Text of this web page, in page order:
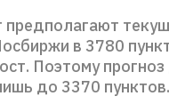
предполагают
в 3780
Поэтому
до 3370 пунктов.